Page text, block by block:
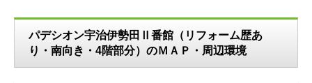
パデシオン宇治伊勢田Ⅱ番館（リフォーム歴あ
り・南向き・4階部分）のＭＡＰ・周辺環境